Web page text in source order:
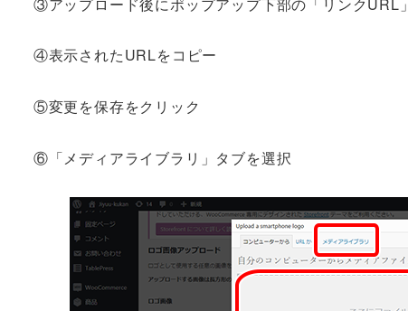
④表示されたURLをコピー
⑤変更を保存をクリック
⑥「メディアライブラリ」タブを選択